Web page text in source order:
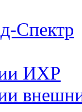
Спектр
ИХР